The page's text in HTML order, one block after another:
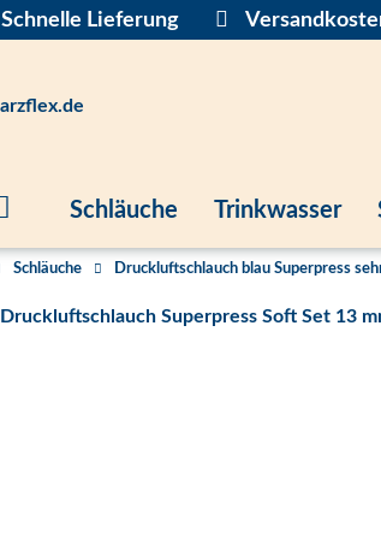
Schnelle Lieferung
Schläuche Trinkwasser
Schläuche Druckluftschlauch blau Superpress